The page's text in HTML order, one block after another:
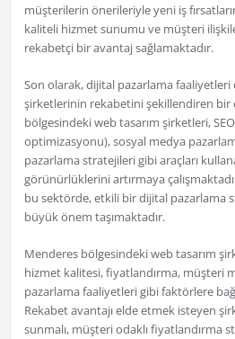
müşterilerin önerileriyle yeni iş
kaliteli hizmet sunumu ve müşteri
rekabetçi bir avantaj sağlamaktadır.
Son olarak, dijital pazarlama faaliyetleri
şirketlerinin rekabetini şekillendiren bir
bölgesindeki web tasarım şirketleri,
optimizasyonu), sosyal medya
pazarlama stratejileri gibi araçları
görünürlüklerini artırmaya
bu sektörde, etkili bir dijital pazarlama
büyük önem taşımaktadır.
Menderes bölgesindeki web tasarım
hizmet kalitesi, fiyatlandırma, müşteri
pazarlama faaliyetleri gibi faktörlere
Rekabet avantajı elde etmek isteyen
sunmalı, müşteri odaklı fiyatlandırma